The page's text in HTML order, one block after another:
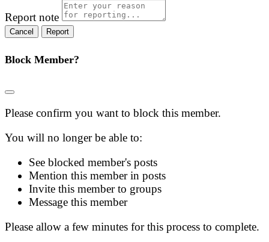
Report note
Report
Block Member?
Please confirm you want to block this member.
You will no longer be able to:
See blocked member's posts
Mention this member in posts
Invite this member to groups
Message this member
Please allow a few minutes for this process to complete.